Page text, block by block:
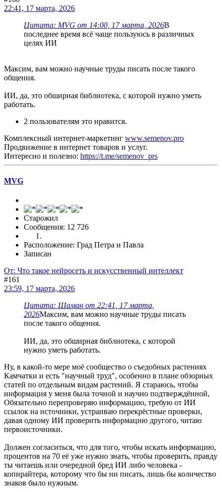
22:41, 17 марта, 2026
Цитата: MVG от 14:00, 17 марта, 2026В
последнее время всё чаще пользуюсь в различных
целях ИИ
Максим, вам можно научные труды писать после такого
общения.
ИИ, да, это обширная библиотека, с которой нужно уметь
работать.
2 пользователям это нравится.
Комплексный интернет-маркетинг www.semenov.pro
Продвижение в интернет товаров и услуг.
Интересно и полезно: https://t.me/semenov_prs
MVG
Старожил
Сообщения: 12 726
Расположение: Град Петра и Павла
Записан
От: Что такое нейросеть и искусственный интеллект
#161
23:59, 17 марта, 2026
Цитата: Шаман от 22:41, 17 марта,
2026Максим, вам можно научные труды писать
после такого общения.
ИИ, да, это обширная библиотека, с которой
нужно уметь работать.
Ну, в какой-то мере моё сообщество о съедобных растениях
Камчатки и есть "научный труд", особенно в плане обзорных
статей по отдельным видам растений. Я стараюсь, чтобы
информация у меня была точной и научно подтверждённой,
Обязательно перепроверяю информацию, требую от ИИ
ссылок на источники, устраиваю перекрёстные проверки,
давая одному ИИ проверить информацию другого, читаю
первоисточники.
Должен согласиться, что для того, чтобы искать информацию,
процентов на 70 её уже нужно знать, чтобы проверить, правду
ты читаешь или очередной бред ИИ либо человека -
копирайтера, которому что бы ни писать, лишь бы количество
знаков было нужным.